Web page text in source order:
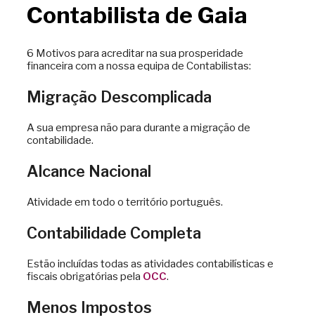
Contabilista de Gaia
6 Motivos para acreditar na sua prosperidade
financeira com a nossa equipa de Contabilistas:
Migração Descomplicada
A sua empresa não para durante a migração de
contabilidade.
Alcance Nacional
Atividade em todo o território português.
Contabilidade Completa
Estão incluídas todas as atividades contabilísticas e
fiscais obrigatórias pela OCC.
Menos Impostos